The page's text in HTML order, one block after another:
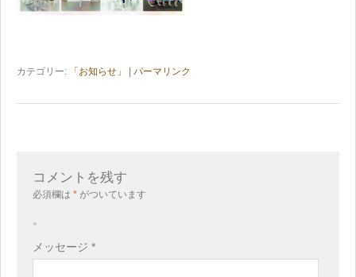
カテゴリー: 「お知らせ」 パーマリンク
コメントを残す
必須欄は * がついています
。
メッセージ *